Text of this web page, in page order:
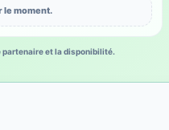
le moment.
et la disponibilité.